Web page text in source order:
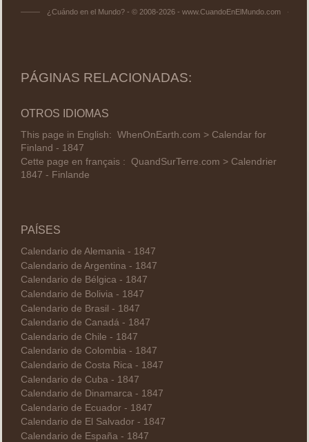
¿Cuándo en el Mundo? - © 2008-2026 - www.CuandoEnElMundo.com
PÁGINAS RELACIONADAS:
OTROS IDIOMAS
This page in English: WhenOnEarth.com > Calendar for
Finland - 1847
Cette page en français : QuandSurTerre.com > Calendrier
1847 - Finlande
PAÍSES
Calendario de Alemania - 1847
Calendario de Argentina - 1847
Calendario de Bélgica - 1847
Calendario de Bolivia - 1847
Calendario de Brasil - 1847
Calendario de Canadá - 1847
Calendario de Chile - 1847
Calendario de Colombia - 1847
Calendario de Costa Rica - 1847
Calendario de Cuba - 1847
Calendario de Dinamarca - 1847
Calendario de Ecuador - 1847
Calendario de El Salvador - 1847
Calendario de España - 1847